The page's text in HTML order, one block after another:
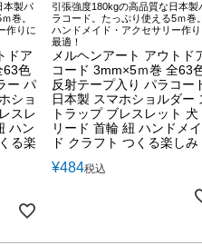
本製パ
巻。
作りに
ドア
63色
ー パ
ショ
スレ
ハン
る楽
引張強度180kgの高品質な日本製
ラコード。たっぷり使える5ｍ巻。
ハンドメイド・アクセサリー作り
最適！
メルヘンアート アウトド
コード 3mm×5ｍ巻 全63
反射テープ入り パラコー
日本製 スマホショルダー
トラップ ブレスレット 犬
リード 首輪 紐 ハンドメイ
ド クラフト つくる楽しみ
¥484税込